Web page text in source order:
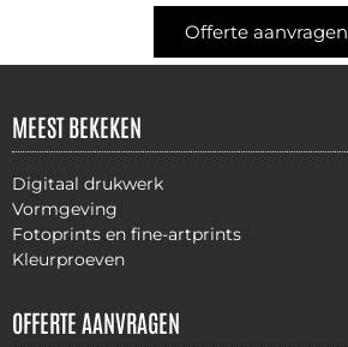
Offerte aanvragen
MEEST BEKEKEN
Digitaal drukwerk
Vormgeving
Fotoprints en fine-artprints
Kleurproeven
OFFERTE AANVRAGEN